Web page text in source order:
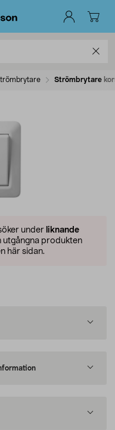
Strömbrytare
under liknande
utgångna produkten
här sidan.